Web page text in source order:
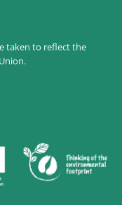
taken to reflect the